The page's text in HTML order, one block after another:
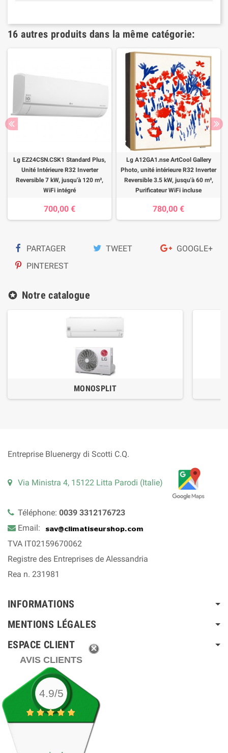
16 autres produits dans la même catégorie:
Lg EZ24CSN.CSK1 Standard Plus,
Unité Intérieure R32 Inverter
Reversible 7 kW, jusqu'à 120 m²,
WiFi intégré
700,00 €
Lg A12GA1.nse ArtCool Gallery
Photo, unité intérieure R32 Inverter
Reversible 3.5 kW, jusqu'à 60 m²,
Purificateur WiFi incluse
780,00 €
PARTAGER TWEET
GOOGLE+
PINTEREST
stars Notre catalogue
MONOSPLIT
Entreprise Bluenergy di Scotti C.Q.
Via Ministra 4, 15122 Litta Parodi (Italie)
Téléphone: 0039 3312176723
Email:
TVA IT02159670062
Registre des Entreprises de Alessandria
Rea n. 231981
INFORMATIONS
MENTIONS LÉGALES
ESPACE CLIENT
AVIS CLIENTS
4.9/5